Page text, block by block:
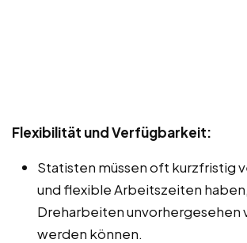
Flexibilität und Verfügbarkeit:
Statisten müssen oft kurzfristig
und flexible Arbeitszeiten
Dreharbeiten unvorhergesehen
werden können.